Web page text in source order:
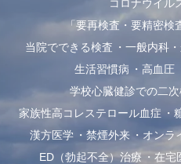
コロナウイル
「要再検査・要精密検
当院でできる検査
一般内科
生活習慣病
高血圧
学校心臓健診での二
家族性高コレステロール血症
漢方医学
禁煙外来 オンラ
ED（勃起不全）治療
在宅